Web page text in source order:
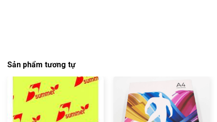
Sản phẩm tương tự